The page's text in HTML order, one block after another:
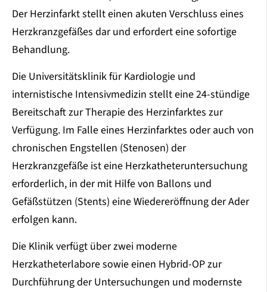
Der Herzinfarkt stellt einen akuten Verschluss eines
Herzkranzgefäßes dar und erfordert eine sofortige
Behandlung.
Die Universitätsklinik für Kardiologie und
internistische Intensivmedizin stellt eine 24-stündige
Bereitschaft zur Therapie des Herzinfarktes zur
Verfügung. Im Falle eines Herzinfarktes oder auch von
chronischen Engstellen (Stenosen) der
Herzkranzgefäße ist eine Herzkatheteruntersuchung
erforderlich, in der mit Hilfe von Ballons und
Gefäßstützen (Stents) eine Wiedereröffnung der Ader
erfolgen kann.
Die Klinik verfügt über zwei moderne
Herzkatheterlabore sowie einen Hybrid-OP zur
Durchführung der Untersuchungen und modernste